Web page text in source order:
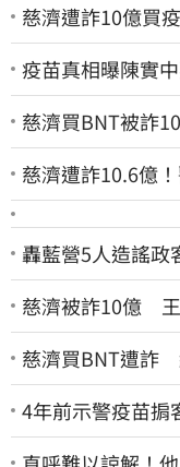
慈濟遭詐10億買
疫苗真相曝陳實
慈濟買BNT被詐
慈濟遭詐10.6億
轟藍營5人造謠
慈濟被詐10億 王
慈濟買BNT遭詐
4年前示警疫苗